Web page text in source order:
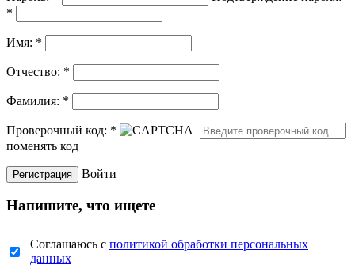
*
Имя: *
Отчество: *
Фамилия: *
Проверочный код: *
поменять код
Войти
Напишите, что ищете
Соглашаюсь с политикой обработки персональных
данных